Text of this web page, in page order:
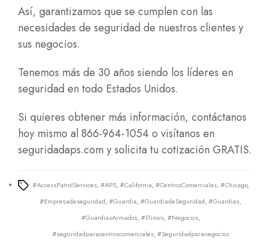
Así, garantizamos que se cumplen con las
necesidades de seguridad de nuestros clientes y
sus negocios.
Tenemos más de 30 años siendo los líderes en
seguridad en todo Estados Unidos.
Si quieres obtener más información, contáctanos
hoy mismo al 866-964-1054 o visítanos en
seguridadaps.com y solicita tu cotización GRATIS.
Tags
#AccessPatrolServices,#APS,#California,#CentrosComerciales,#Chicago,
#Empresadeseguridad,#Guardia,#GuardiadeSeguridad,#Guardias,
#GuardiasArmados,#Illinois,#Negocios,
#seguridadparacentroscomerciales,#Seguridadparanegocios